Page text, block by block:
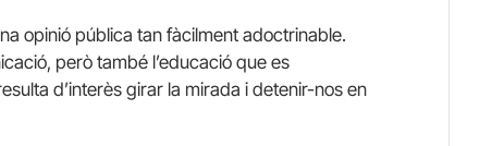
opinió pública tan fàcilment adoctrinable.
però també l’educació que es
d’interès girar la mirada i detenir-nos en